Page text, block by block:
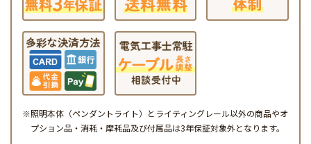
※照明本体（ペンダントライト）とライティングレール以外の商品やオ
プション品・消耗・摩耗品及び付属品は3年保証対象外となります。